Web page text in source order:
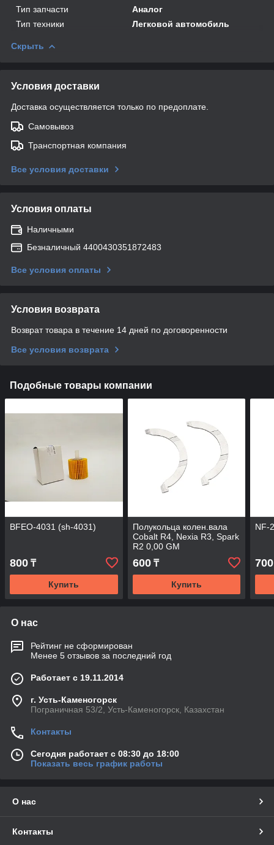
Тип запчасти
Аналог
Тип техники
Легковой автомобиль
Скрыть
Условия доставки
Доставка осуществляется только по предоплате.
Самовывоз
Транспортная компания
Все условия доставки
Условия оплаты
Наличными
Безналичный 4400430351872483
Все условия оплаты
Условия возврата
Возврат товара в течение 14 дней по договоренности
Все условия возврата
Подобные товары компании
BFEO-4031 (sh-4031)
800 ₸
Купить
Полукольца колен.вала
Cobalt R4, Nexia R3, Spark
R2 0,00 GM
600₸
Купить
NF-
700
О нас
Рейтинг не сформирован
Менее 5 отзывов за последний год
Работает с 19.11.2014
г. Усть-Каменогорск
Пограничная 53/2, Усть-Каменогорск, Казахстан
Контакты
Сегодня работает с 08:30 до 18:00
Показать весь график работы
О нас
Контакты